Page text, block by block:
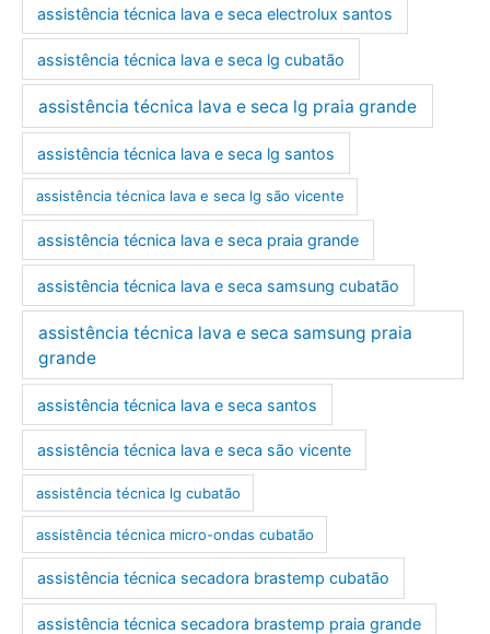
assistência técnica lava e seca electrolux santos
assistência técnica lava e seca lg cubatão
assistência técnica lava e seca lg praia grande
assistência técnica lava e seca lg santos
assistência técnica lava e seca lg são vicente
assistência técnica lava e seca praia grande
assistência técnica lava e seca samsung cubatão
assistência técnica lava e seca samsung praia
grande
assistência técnica lava e seca santos
assistência técnica lava e seca são vicente
assistência técnica lg cubatão
assistência técnica micro-ondas cubatão
assistência técnica secadora brastemp cubatão
assistência técnica secadora brastemp praia grande